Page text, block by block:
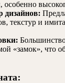
текстур и
«замок», что